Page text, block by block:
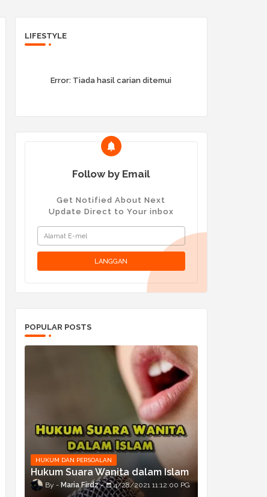
LIFESTYLE
Error: Tiada hasil carian ditemui
Follow by Email
Get Notified About Next
Update Direct to Your inbox
POPULAR POSTS
HUKUM DAN PERSOALAN
Hukum Suara Wanita dalam Islam
Maria Firdz 4/28/2021 11:12:00 PG